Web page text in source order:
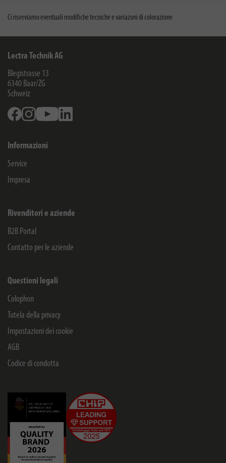
Ci riserviamo eventuali modifiche tecniche e variazoni di colorazione
Lectra Technik AG
Blegistrasse 13
6340 Baar/ZG
Schweiz
FacebookInstagramYoutube
Informazioni
Service
Impresa
Rivenditori e aziende
B2B Portal
Contatto per le aziende
Questioni legali
Colophon
Tutela della privacy
Impostazioni dei cookie
AGB
Codice di condotta